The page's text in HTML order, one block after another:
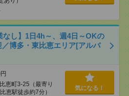
なし】1日4h～、週4日～OKの
博多・東比恵エリア[アルバ
恵町3-25（最寄り
恵駅徒歩約7分）
気になる！